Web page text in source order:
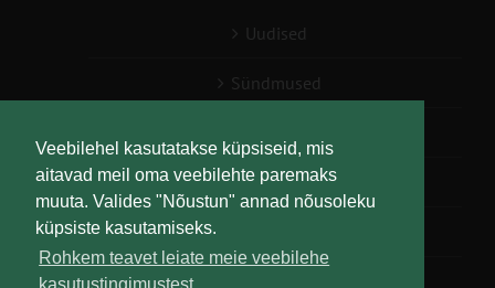
Veebilehel kasutatakse küpsiseid, mis
aitavad meil oma veebilehte paremaks
muuta. Valides "Nõustun" annad nõusoleku
küpsiste kasutamiseks.
Rohkem teavet leiate meie veebilehe
Uudised
Sündmused
Teabesalv
Liitu uudiskirjaga